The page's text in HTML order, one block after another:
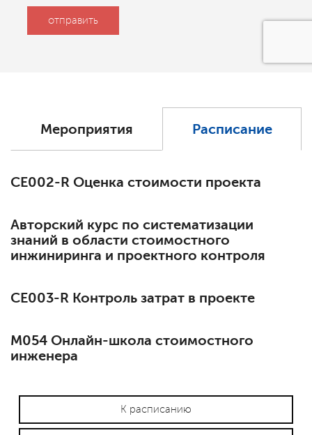
Мероприятия Расписание
СЕ002-R Оценка стоимости проекта
Авторский курс по систематизации
знаний в области стоимостного
инжиниринга и проектного контроля
СЕ003-R Контроль затрат в проекте
М054 Онлайн-школа стоимостного
инженера
К расписанию